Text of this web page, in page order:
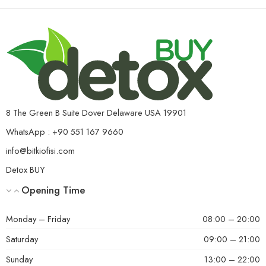
8 The Green B Suite Dover Delaware USA 19901
WhatsApp : +90 551 167 9660
info@bitkiofisi.com
Detox BUY
Opening Time
Monday – Friday
08:00 – 20:00
Saturday
09:00 – 21:00
Sunday
13:00 – 22:00